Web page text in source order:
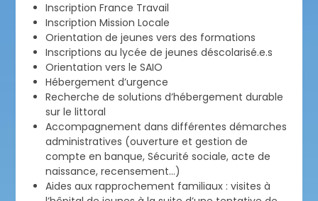
Inscription France Travail
Inscription Mission Locale
Orientation de jeunes vers des formations
Inscriptions au lycée de jeunes déscolarisé.e.s
Orientation vers le SAIO
Hébergement d’urgence
Recherche de solutions d’hébergement durable
sur le littoral
Accompagnement dans différentes démarches
administratives (ouverture et gestion de
compte en banque, Sécurité sociale, acte de
naissance, recensement…)
Aides aux rapprochement familiaux : visites à